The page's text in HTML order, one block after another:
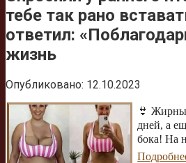
тебе так рано
ответил:
жизнь
Опубликовано: 12.10.2023
👙
дней, а
бока! На